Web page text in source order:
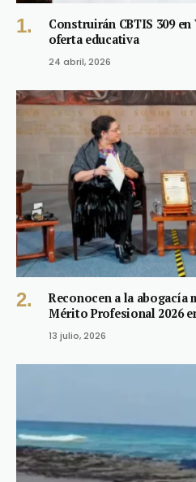
Construirán CBTIS 309
oferta educativa
24 abril, 2026
Reconocen a la abogacía
Mérito Profesional 2026
13 julio, 2026